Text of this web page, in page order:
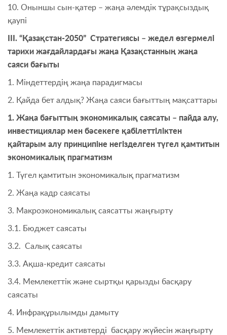
10. Оныншы сын-қатер – жаңа әлемдік тұрақсыздық
қаупі
ІІІ. “Қазақстан-2050” Стратегиясы – жедел өзгермелі
тарихи жағдайлардағы жаңа Қазақстанның жаңа
саяси бағыты
1. Міндеттердің жаңа парадигмасы
2. Қайда бет алдық? Жаңа саяси бағыттың мақсаттары
1. Жаңа бағыттың экономикалық саясаты – пайда алу,
инвестициялар мен бәсекеге қабілеттіліктен
қайтарым алу принципіне негізделген түгел қамтитын
экономикалық прагматизм
1. Түгел қамтитын экономикалық прагматизм
2. Жаңа кадр саясаты
3. Макроэкономикалық саясатты жаңғырту
3.1. Бюджет саясаты
3.2. Салық саясаты
3.3. Ақша-кредит саясаты
3.4. Мемлекеттік және сыртқы қарызды басқару
саясаты
4. Инфрақұрылымды дамыту
5. Мемлекеттік активтерді басқару жүйесін жаңғырту